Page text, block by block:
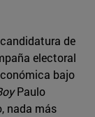
de
electoral
bajo
Paulo
nada más